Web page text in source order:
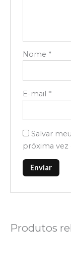
Nome *
E-mail *
Salvar
próxima vez
Produtos